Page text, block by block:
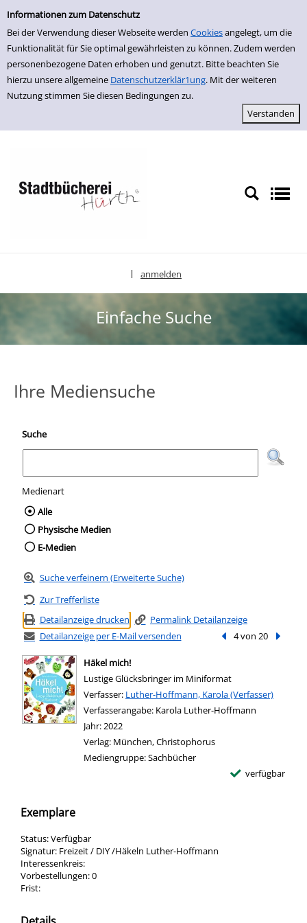
Einfache Suche
Informationen zum Datenschutz
Bei der Verwendung dieser Webseite werden Cookiesangelegt, um die
Funktionalität für Sie optimal gewährleisten zu können. Zudem werden
personenbezogene Daten erhoben und genutzt. Bitte beachten Sie
hierzu unsere allgemeine Datenschutzerklär1ung. Mit der weiteren
Nutzung stimmen Sie diesen Bedingungen zu.
zur Navigation springen
zum Inhalt springen
Zur Detailanzeige springen
anmelden
Einfache Suche
Ihre Mediensuche
Suche
Medienart
Wählen Sie die Medienart nach der Sie
Alle
Physische Medien
E-Medien
Suche verfeinern (Erweiterte Suche)
Zur Trefferliste
Detailanzeige drucken
Permalink Detailanzeige
Detailanzeige per E-Mail versenden
Vorheriger Treffer
4 von 20
Häkel mich!
Lustige Glücksbringer im Miniformat
Verfasser: Suche nach diesem Verfasser
Luther-Hoffmann, Karola (Verfasser)
Verfasserangabe: Karola Luther-Hoffmann
Jahr:2022
Verlag: München, Christophorus
Mediengruppe:Sachbücher
verfügbar
Exemplare
Status:Verfügbar
Signatur: Freizeit / DIY /Häkeln Luther-Hoffmann
Interessenkreis:
Vorbestellungen:0
Frist: